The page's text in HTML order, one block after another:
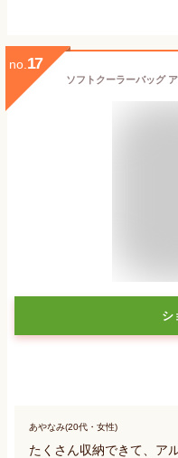
no. 17
シ
あやなみ(20代・女性)
たくさん収納できて、ア